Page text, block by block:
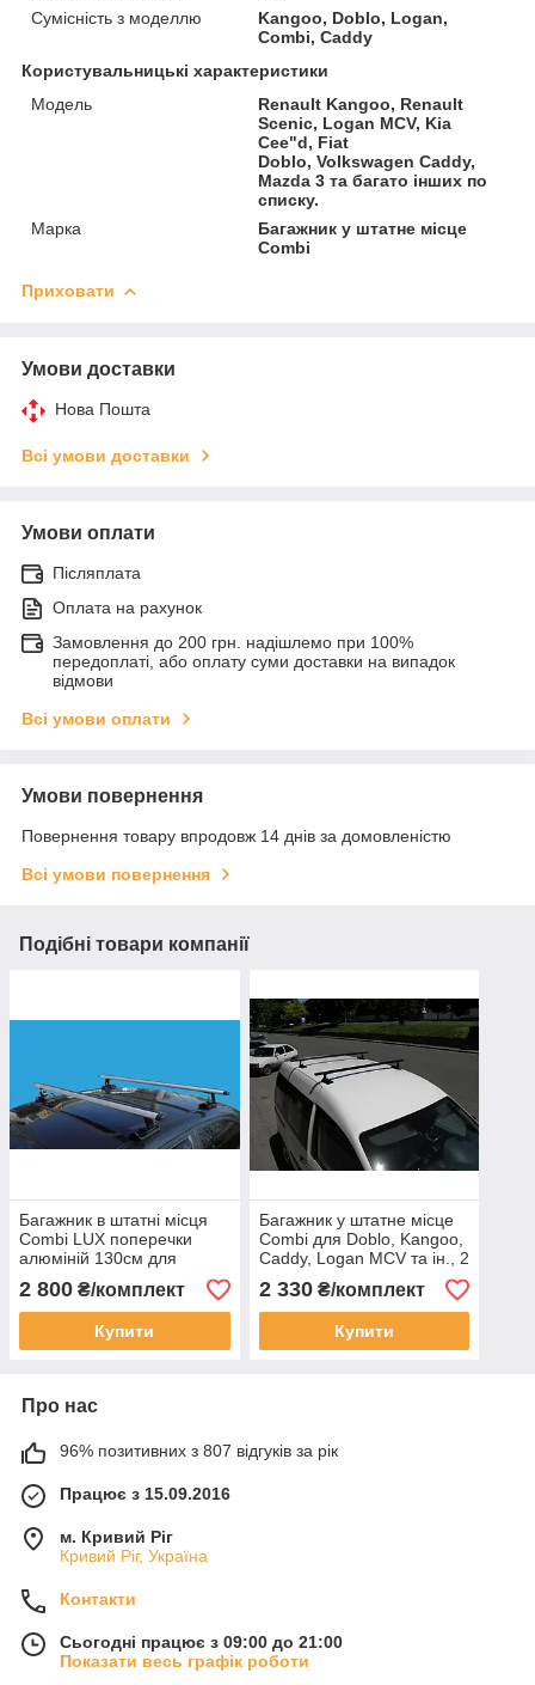
Сумісність з моделлю
Kangoo, Doblo, Logan,
Combi, Caddy
Користувальницькі характеристики
Мoдель
Renault Kangoo, Renault
Scenic, Logan MCV, Kia
Cee"d, Fiat
Doblo, Volkswagen Caddy,
Mazda 3 та багато інших по
списку.
Марка
Багажник у штатне місце
Combi
Приховати
Умови доставки
Нова Пошта
Всі умови доставки
Умови оплати
Післяплата
Оплата на рахунок
Замовлення до 200 грн. надішлемо при 100%
передоплаті, або оплату суми доставки на випадок
відмови
Всі умови оплати
Умови повернення
Повернення товару впродовж 14 днів за домовленістю
Всі умови повернення
Подібні товари компанії
Багажник в штатні місця
Combi LUX поперечки
алюміній 130см для
Doblo, Kangoo, Caddy,
Logan MCV
2 800 ₴/комплект
Купити
Багажник у штатне місце
Combi для Doblo, Kangoo,
Caddy, Logan MCV та ін., 2
поперечки сталь1,4м
2 330₴/комплект
Купити
Про нас
96% позитивних з 807 відгуків за рік
Працює з 15.09.2016
м. Кривий Ріг
Кривий Ріг, Україна
Контакти
Сьогодні працює з 09:00 до 21:00
Показати весь графік роботи